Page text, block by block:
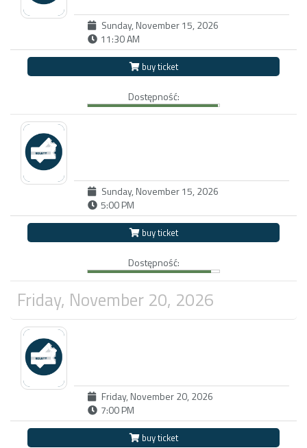
Sunday, November 15, 2026
11:30 AM
buy ticket
Dostępność:
Sunday, November 15, 2026
5:00 PM
buy ticket
Dostępność:
Friday, November 20, 2026
Friday, November 20, 2026
7:00 PM
buy ticket